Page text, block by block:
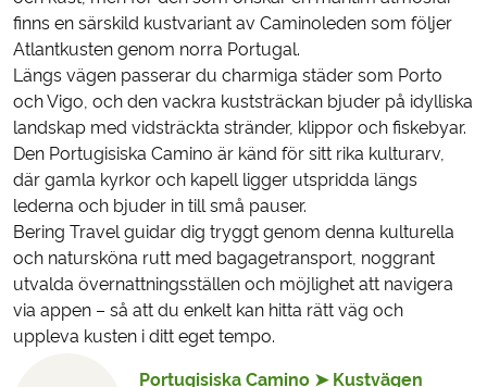
finns en särskild kustvariant av Caminoleden som följer
Atlantkusten genom norra Portugal.
Längs vägen passerar du charmiga städer som Porto
och Vigo, och den vackra kuststräckan bjuder på idylliska
landskap med vidsträckta stränder, klippor och fiskebyar.
Den Portugisiska Camino är känd för sitt rika kulturarv,
där gamla kyrkor och kapell ligger utspridda längs
lederna och bjuder in till små pauser.
Bering Travel guidar dig tryggt genom denna kulturella
och natursköna rutt med bagagetransport, noggrant
utvalda övernattningsställen och möjlighet att navigera
via appen – så att du enkelt kan hitta rätt väg och
uppleva kusten i ditt eget tempo.
Portugisiska Camino ➤ Kustvägen